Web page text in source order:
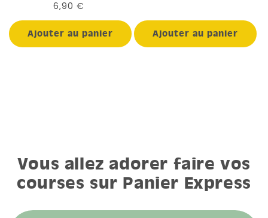
Prix
habituel
6,90 €
Ajouter au panier Ajouter au panier
Vous allez adorer faire vos
courses sur Panier Express